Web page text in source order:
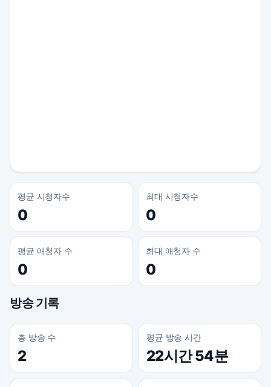
평균 시청자수
0
최대 시청자수
0
평균 애청자 수
0
최대 애청자 수
0
방송 기록
총 방송 수
2
평균 방송 시간
22시간 54분